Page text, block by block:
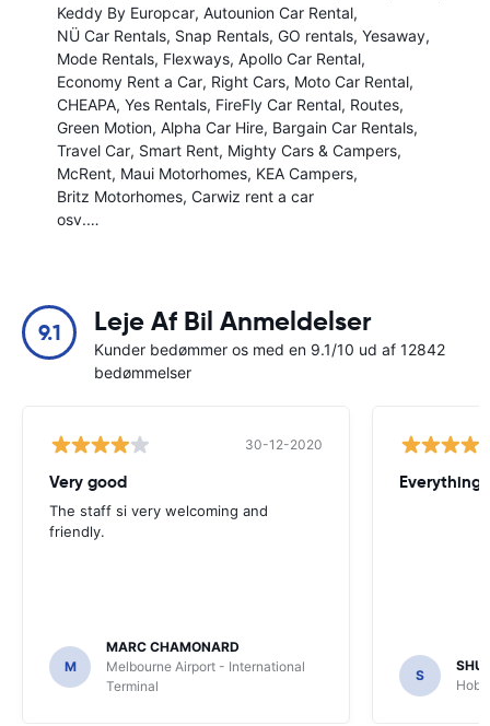
Keddy By Europcar Autounion Car Rental
NÜ Car Rentals Snap Rentals GO rentals Yesaway
Mode Rentals Flexways Apollo Car Rental
Economy Rent a Car Right Cars Moto Car Rental
CHEAPA Yes Rentals FireFly Car Rental Routes
Green Motion Alpha Car Hire Bargain Car Rentals
Travel Car Smart Rent Mighty Cars & Campers
McRent Maui Motorhomes KEA Campers
Britz Motorhomes Carwiz rent a car
osv.…
9.1 Leje Af Bil Anmeldelser
Kunder bedømmer os med en 9.1/10 ud af 12842
bedømmelser
30-12-2020
Very good
The staff si very welcoming and
friendly.
M
MARC CHAMONARD
Melbourne Airport - International
Terminal
Everything
S